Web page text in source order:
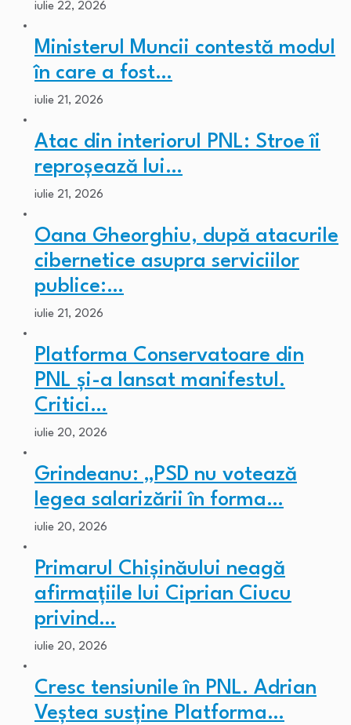
iulie 22, 2026
Ministerul Muncii contestă modul
în care a fost…
iulie 21, 2026
Atac din interiorul PNL: Stroe îi
reproșează lui…
iulie 21, 2026
Oana Gheorghiu, după atacurile
cibernetice asupra serviciilor
publice:…
iulie 21, 2026
Platforma Conservatoare din
PNL și-a lansat manifestul.
Critici…
iulie 20, 2026
Grindeanu: „PSD nu votează
legea salarizării în forma…
iulie 20, 2026
Primarul Chişinăului neagă
afirmaţiile lui Ciprian Ciucu
privind…
iulie 20, 2026
Cresc tensiunile în PNL. Adrian
Veștea susține Platforma…